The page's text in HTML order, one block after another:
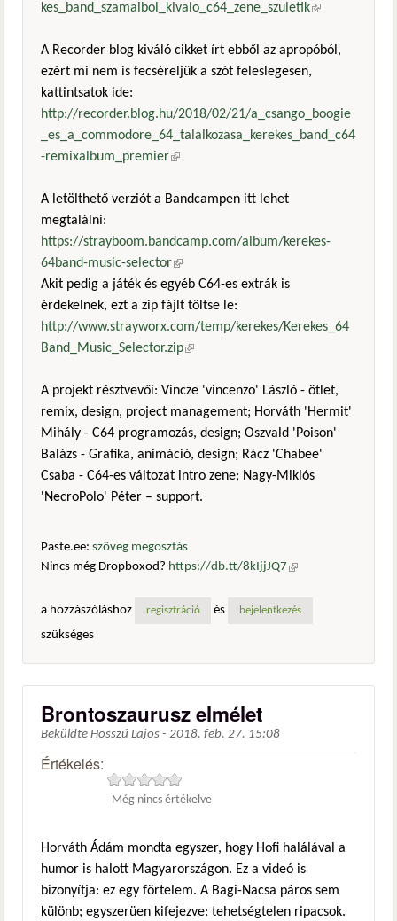
kes_band_szamaibol_kivalo_c64_zene_szuletik(külső
A Recorder blog kiváló cikket írt ebből az apropóból,
ezért mi nem is fecséreljük a szót feleslegesen,
kattintsatok ide:
http://recorder.blog.hu/2018/02/21/a_csango_boogie
_es_a_commodore_64_talalkozasa_kerekes_band_c64
-remixalbum_premier(külső hivatkozás)
A letölthető verziót a Bandcampen itt lehet
megtalálni:
https://strayboom.bandcamp.com/album/kerekes-
64band-music-selector(külső hivatkozás)
Akit pedig a játék és egyéb C64-es extrák is
érdekelnek, ezt a zip fájlt töltse le:
http://www.strayworx.com/temp/kerekes/Kerekes_64
Band_Music_Selector.zip(külső hivatkozás)
A projekt résztvevői: Vincze 'vincenzo' László - ötlet,
remix, design, project management; Horváth 'Hermit'
Mihály - C64 programozás, design; Oszvald 'Poison'
Balázs - Grafika, animáció, design; Rácz 'Chabee'
Csaba - C64-es változat intro zene; Nagy-Miklós
'NecroPolo' Péter – support.
Paste.ee: szöveg megosztás
Nincs még Dropboxod? https://db.tt/8kIjjJQ7 (külső
a hozzászóláshoz
regisztráció és bejelentkezés
szükséges
Brontoszaurusz elmélet
Beküldte Hosszú Lajos - 2018. feb. 27. 15:08
Értékelés:
Még nincs értékelve
Horváth Ádám mondta egyszer, hogy Hofi halálával a
humor is halott Magyarországon. Ez a videó is
bizonyítja: ez egy förtelem. A Bagi-Nacsa páros sem
különb; egyszerüen kifejezve: tehetségtelen ripacsok.